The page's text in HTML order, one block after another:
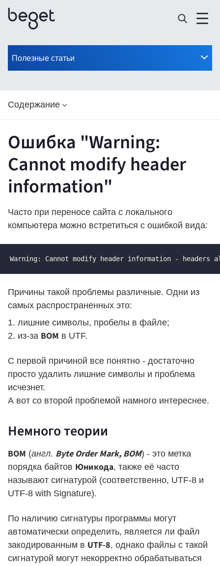
Полезные статьи
Содержание
Ошибка "Warning:
Cannot modify header
information"
Часто при переносе сайта с локального
компьютера можно встретиться с ошибкой вида:
Warning: Cannot modify header information -
Причины такой проблемы различные. Одни из
самых распространенных это:
лишние символы, пробелы в файле;
из-за BOM в UTF.
C первой причиной все понятно - достаточно
просто удалить лишние символы и проблема
исчезнет.
А вот со второй проблемой намного интереснее.
Немного теории
BOM (англ. Byte Order Mark, BOM) - это метка
порядка байтов Юникода, также её часто
называют сигнатурой (соответственно, UTF-8 и
UTF-8 with Signature).
По наличию сигнатуры программы могут
автоматически определить, является ли файл
закодированным в UTF-8, однако файлы с такой
сигнатурой могут некорректно обрабатываться